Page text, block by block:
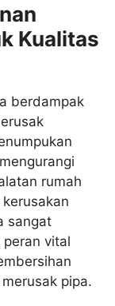
Kualitas
berdampak
rumah
sangat
vital
pipa.